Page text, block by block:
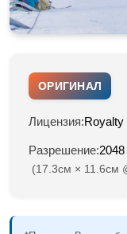
ОРИГИНАЛ
Лицензия:Royalty
Разрешение:
(17.3см × 11.6см